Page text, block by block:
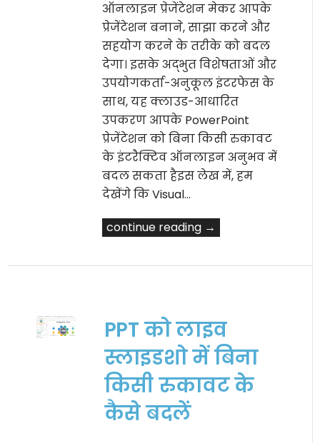
ऑनलाइन प्रेजेंटेशन मेकर आपके
प्रेजेंटेशन बनाने, साझा करने और
सहयोग करने के तरीके को बदल
देगा। इसके अद्भुत विशेषताओं और
उपयोगकर्ता-अनुकूल इंटरफेस के
साथ, यह क्लाउड-आधारित
उपकरण आपके PowerPoint
प्रेजेंटेशन को बिना किसी रुकावट
के इंटरैक्टिव ऑनलाइन अनुभव में
बदल सकता हैइस लेख में, हम
देखेंगे कि Visual…
continue reading →
PPT को लाइव
स्लाइडशो में बिना
किसी रुकावट के
कैसे बदलें